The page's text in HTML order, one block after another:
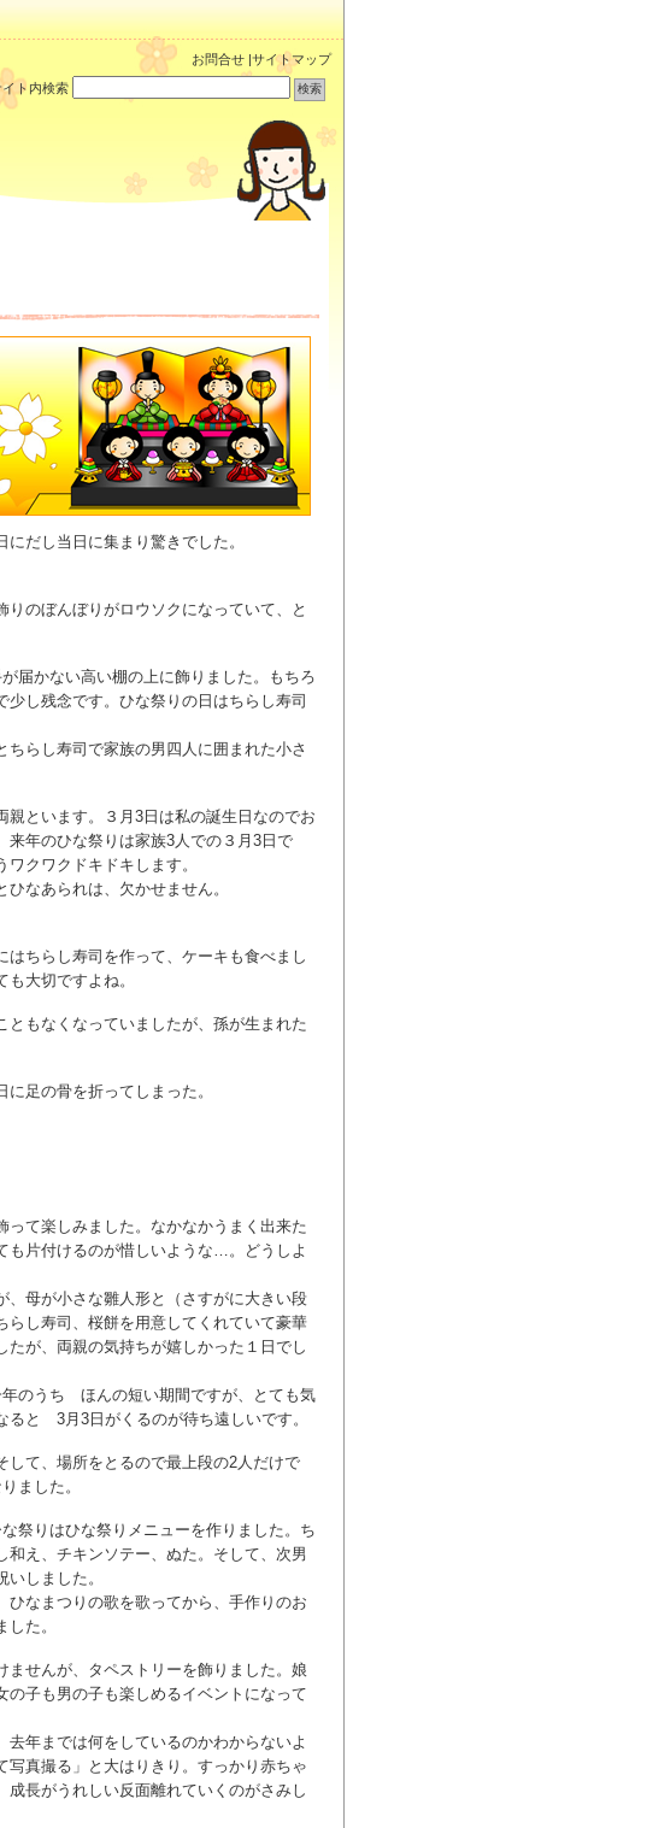
お問合せ |サイトマップ
イト内検索
だし当日に集まり驚きでした。
のぼんぼりがロウソクになっていて、と
届かない高い棚の上に飾りました。もちろ
し残念です。ひな祭りの日はちらし寿司
らし寿司で家族の男四人に囲まれた小さ
といます。３月3日は私の誕生日なのでお
来年のひな祭りは家族3人での３月3日で
クワクドキドキします。
なあられは、欠かせません。
ちらし寿司を作って、ケーキも食べまし
大切ですよね。
もなくなっていましたが、孫が生まれた
足の骨を折ってしまった。
て楽しみました。なかなかうまく出来た
も片付けるのが惜しいような…。どうしよ
、母が小さな雛人形と（さすがに大きい段
し寿司、桜餅を用意してくれていて豪華
が、両親の気持ちが嬉しかった１日でし
のうち ほんの短い期間ですが、とても気
ると 3月3日がくるのが待ち遠しいです。
て、場所をとるので最上段の2人だけで
ました。
祭りはひな祭りメニューを作りました。ち
え、チキンソテー、ぬた。そして、次男
しました。
なまつりの歌を歌ってから、手作りのお
た。
せんが、タペストリーを飾りました。娘
子も男の子も楽しめるイベントになって
年までは何をしているのかわからないよ
写真撮る」と大はりきり。すっかり赤ちゃ
長がうれしい反面離れていくのがさみし